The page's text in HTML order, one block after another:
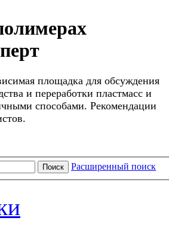
площадка для обсуждения
и переработки пластмасс и
способами. Рекомендации
Поиск Расширенный поиск